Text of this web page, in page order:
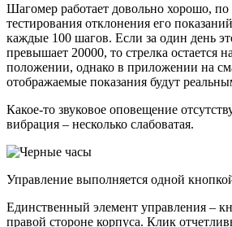
Шагомер работает довольно хорошо, по
тестирования отклонения его
каждые 100 шагов. Если за один день
превышает 20000, то стрелка остается
положении, однако в приложении на
отображаемые показания будут
Какое-то звуковое оповещение
вибрация – несколько слабоватая.
Управление выполняется одной
Единственный элемент управления –
правой стороне корпуса. Клик